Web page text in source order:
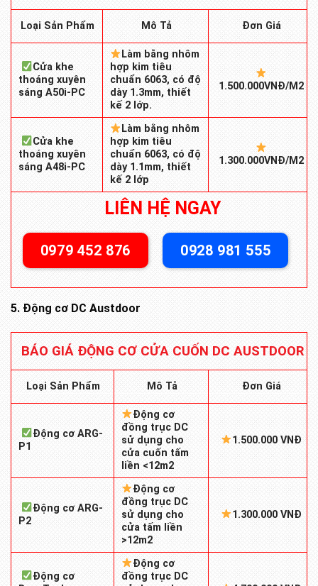
Loại Sản Phẩm Mô Tả Đơn Giá
Cửa khe
thoáng xuyên
sáng A50i-PC
Làm bằng nhôm
hợp kim tiêu
chuẩn 6063, có độ
dày 1.3mm, thiết
kế 2 lớp.
1.500.000VNĐ/M2
Cửa khe
thoáng xuyên
sáng A48i-PC
Làm bằng nhôm
hợp kim tiêu
chuẩn 6063, có độ
dày 1.1mm, thiết
kế 2 lớp
1.300.000VNĐ/M2
LIÊN HỆ NGAY
0979 452 876 0928 981 555
5. Động cơ DC Austdoor
BÁO GIÁ ĐỘNG CƠ CỬA CUỐN DC AUSTDOOR
Loại Sản Phẩm Mô Tả Đơn Giá
Động cơ ARG-
P1
Động cơ
đồng trục DC
sử dụng cho
cửa cuốn tấm
liền <12m2
1.500.000 VNĐ
Động cơ ARG-
P2
Động cơ
đồng trục DC
sử dụng cho
cửa tấm liền
>12m2
1.300.000 VNĐ
Động cơ
Động cơ
đồng trục DC